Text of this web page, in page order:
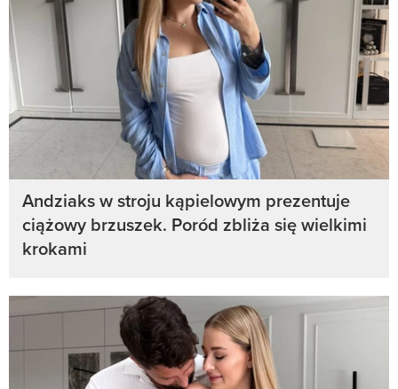
Andziaks w stroju kąpielowym prezentuje
ciążowy brzuszek. Poród zbliża się wielkimi
krokami